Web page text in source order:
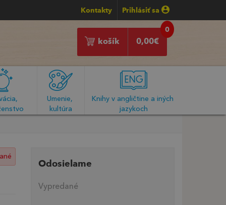
Kontakty Prihlásiť sa
0
0,00€
košík
Umenie,
kultúra
Knihy v angličtine a iných
jazykoch
Odosielame
Vypredané